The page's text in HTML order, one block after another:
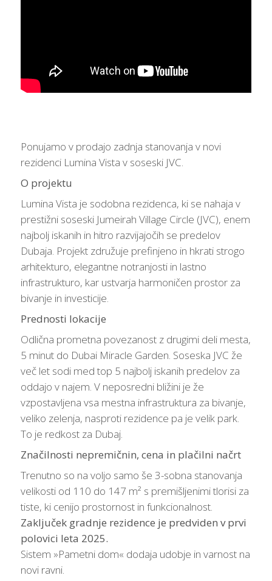
Ponujamo v prodajo zadnja stanovanja v novi
rezidenci Lumina Vista v soseski JVC.
O projektu
Lumina Vista je sodobna rezidenca, ki se nahaja v
prestižni soseski Jumeirah Village Circle (JVC), enem
najbolj iskanih in hitro razvijajočih se predelov
Dubaja. Projekt združuje prefinjeno in hkrati strogo
arhitekturo, elegantne notranjosti in lastno
infrastrukturo, kar ustvarja harmoničen prostor za
bivanje in investicije.
Prednosti lokacije
Odlična prometna povezanost z drugimi deli mesta,
5 minut do Dubai Miracle Garden. Soseska JVC že
več let sodi med top 5 najbolj iskanih predelov za
oddajo v najem. V neposredni bližini je že
vzpostavljena vsa mestna infrastruktura za bivanje,
veliko zelenja, nasproti rezidence pa je velik park.
To je redkost za Dubaj.
Značilnosti nepremičnin, cena in plačilni načrt
Trenutno so na voljo samo še 3-sobna stanovanja
velikosti od 110 do 147 m² s premišljenimi tlorisi za
tiste, ki cenijo prostornost in funkcionalnost.
Zaključek gradnje rezidence je predviden v prvi
polovici leta 2025.
Sistem »Pametni dom« dodaja udobje in varnost na
novi ravni.